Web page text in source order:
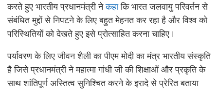
करते हुए भारतीय प्रधानमंत्री नेकहाकि भारत जलवायु परिवर्तन से
संबंधित मुद्दों से निपटने के लिए बहुत मेहनत कर रहा है और विश्व को
परिस्थितियों को देखते हुए इसे प्रोत्साहित करना चाहिए।
पर्यावरण के लिए जीवन शैली का पीएम मोदी का मंत्र भारतीय संस्कृति
है जिसे प्रधानमंत्री ने महात्मा गांधी जी की शिक्षाओं और प्रकृति के
साथ शांतिपूर्ण अस्तित्व सुनिश्चित करने के इरादे से प्रेरित बताया